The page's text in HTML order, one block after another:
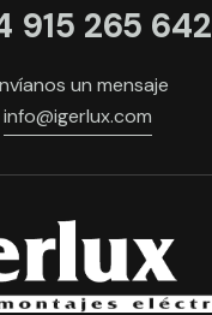
915 265 642
un mensaje
info@igerlux.com